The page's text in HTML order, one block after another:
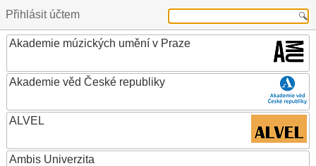
Přihlásit účtem
Akademie múzických umění v Praze
Akademie věd České republiky
ALVEL
Ambis Univerzita